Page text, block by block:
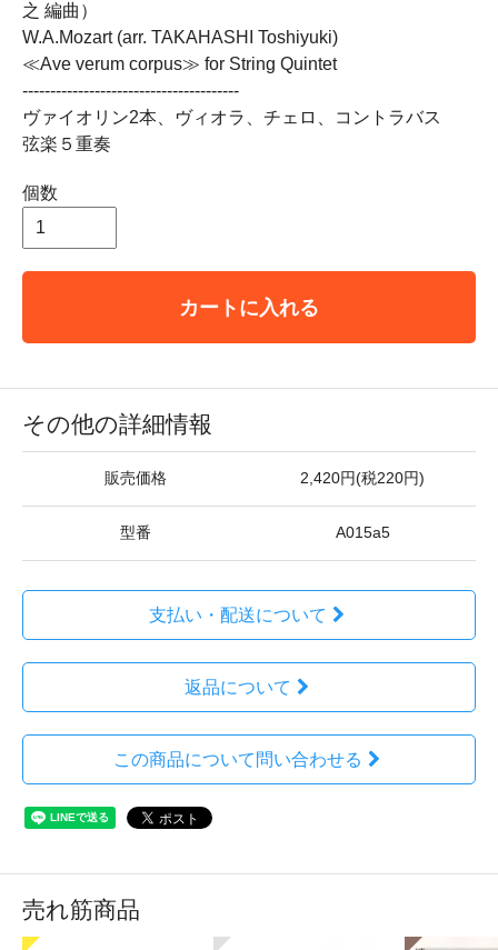
之 編曲）
W.A.Mozart (arr. TAKAHASHI Toshiyuki)
≪Ave verum corpus≫ for String Quintet
---------------------------------------
ヴァイオリン2本、ヴィオラ、チェロ、コントラバス
弦楽５重奏
個数
カートに入れる
その他の詳細情報
販売価格 2,420円(税220円)
型番 A015a5
支払い・配送について
返品について
この商品について問い合わせる
売れ筋商品